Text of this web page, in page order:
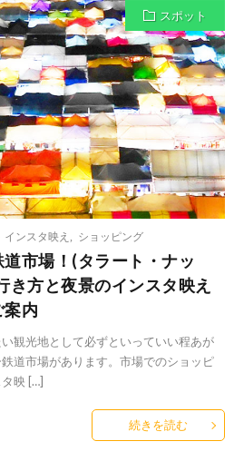
スポット
インスタ映え ショッピング
道市場！(タラート・ナッ
き方と夜景のインスタ映え
内
観光地として必ずといっていい程あが
道市場があります。市場でのショッピ
映 […]
続きを読む